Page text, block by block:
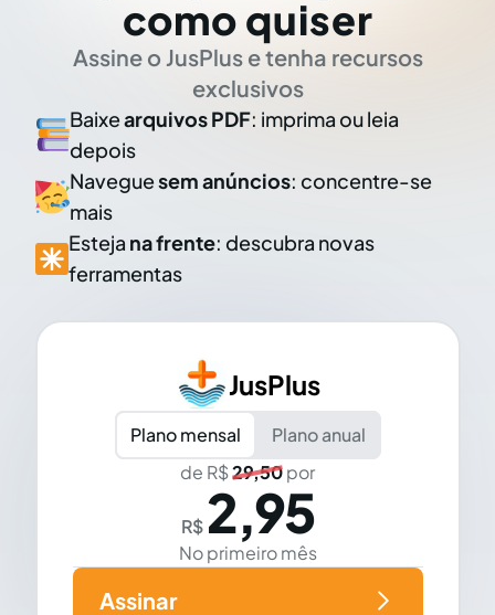
como quiser
Assine o JusPlus e tenha recursos
exclusivos
Baixearquivos PDF: imprima ou leia
depois
Naveguesem anúncios: concentre-se
mais
Esteja na frente: descubra novas
ferramentas
JusPlus
Plano mensal
Plano anual
de R$29,50por
R$ 2,95
No primeiro mês
Assinar